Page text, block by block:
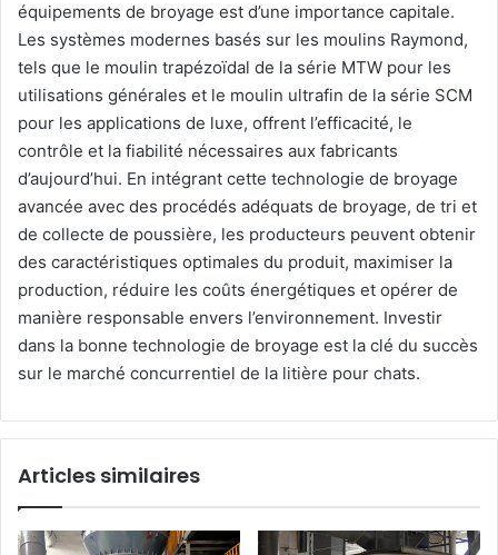
équipements de broyage est d’une importance capitale.
Les systèmes modernes basés sur les moulins Raymond,
tels que le moulin trapézoïdal de la série MTW pour les
utilisations générales et le moulin ultrafin de la série SCM
pour les applications de luxe, offrent l’efficacité, le
contrôle et la fiabilité nécessaires aux fabricants
d’aujourd’hui. En intégrant cette technologie de broyage
avancée avec des procédés adéquats de broyage, de tri et
de collecte de poussière, les producteurs peuvent obtenir
des caractéristiques optimales du produit, maximiser la
production, réduire les coûts énergétiques et opérer de
manière responsable envers l’environnement. Investir
dans la bonne technologie de broyage est la clé du succès
sur le marché concurrentiel de la litière pour chats.
Articles similaires